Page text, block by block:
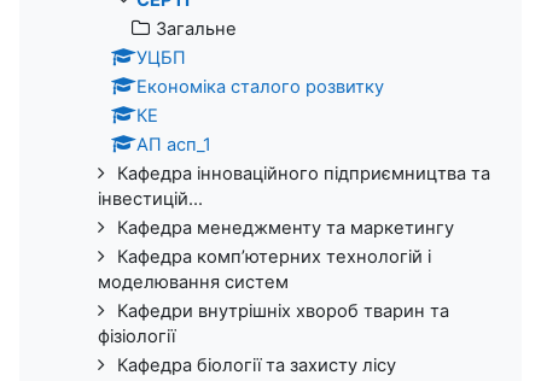
Загальне
УЦБП
Економіка сталого розвитку
КЕ
АП асп_1
Кафедра інноваційного підприємництва та
інвестицій...
Кафедра менеджменту та маркетингу
Кафедра комп’ютерних технологій і
моделювання систем
Кафедри внутрішніх хвороб тварин та
фізіології
Кафедра біології та захисту лісу